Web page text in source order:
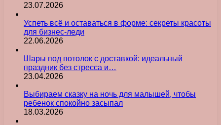
23.07.2026
Успеть всё и оставаться в форме: секреты красоты
для бизнес-леди
22.06.2026
Шары под потолок с доставкой: идеальный
праздник без стресса и…
23.04.2026
Выбираем сказку на ночь для малышей, чтобы
ребенок спокойно засыпал
18.03.2026